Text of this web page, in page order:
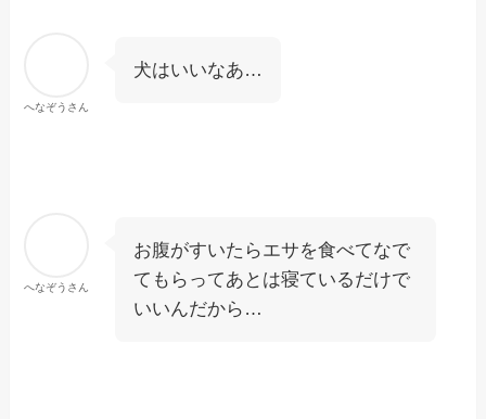
へなぞうさん
犬はいいなあ…
へなぞうさん
お腹がすいたらエサを食べてなで
てもらってあとは寝ているだけで
いいんだから…